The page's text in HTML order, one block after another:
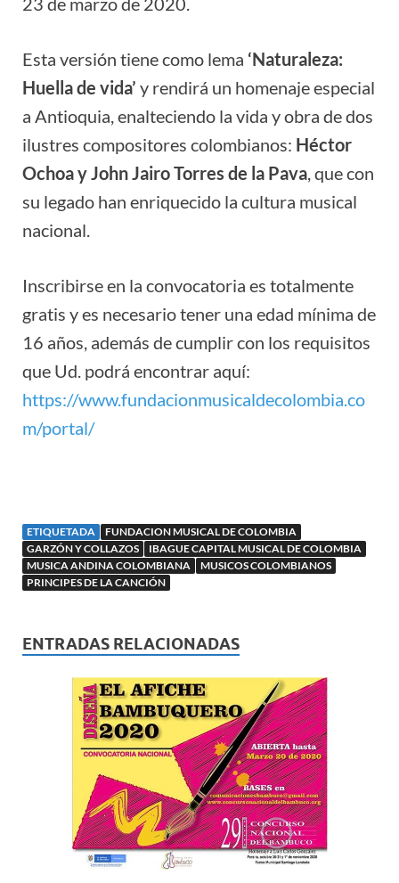
Esta versión tiene como lema ‘Naturaleza:
Huella de vida’ y rendirá un homenaje especial
a Antioquia, enalteciendo la vida y obra de dos
ilustres compositores colombianos: Héctor
Ochoa y John Jairo Torres de la Pava, que con
su legado han enriquecido la cultura musical
nacional.
Inscribirse en la convocatoria es totalmente
gratis y es necesario tener una edad mínima de
16 años, además de cumplir con los requisitos
que Ud. podrá encontrar aquí:
https://www.fundacionmusicaldecolombia.co
m/portal/
ETIQUETADA
FUNDACION MUSICAL DE COLOMBIA
GARZÓN Y COLLAZOS
IBAGUE CAPITAL MUSICAL DE COLOMBIA
MUSICA ANDINA COLOMBIANA
MUSICOS COLOMBIANOS
PRINCIPES DE LA CANCIÓN
ENTRADAS RELACIONADAS